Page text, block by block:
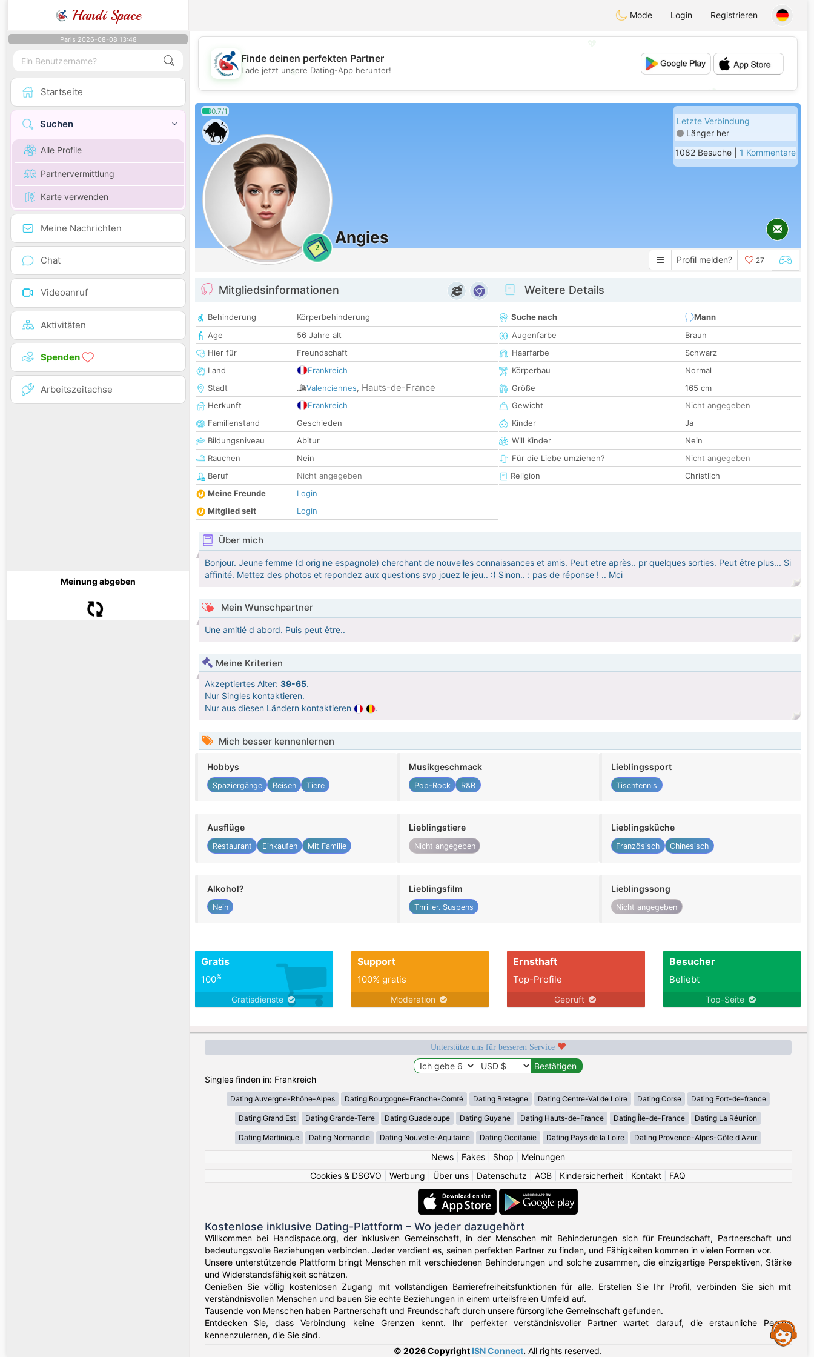
Handi Space Mode Login Registrieren
Paris 2026-08-08 13:48
Startseite
Suchen
Alle Profile
Partnervermittlung
Karte verwenden
Meine Nachrichten
Chat
Videoanruf
Aktivitäten
Spenden
Arbeitszeitachse
Meinung abgeben
💖
💕
Finde deinen perfekten Partner
Lade jetzt unsere Dating-App herunter!
0.7/1
2
Angies
Letzte Verbindung
Länger her
1082 Besuche | 1 Kommentare
Profil melden? 27
Mitgliedsinformationen
Behinderung
Körperbehinderung
Age
56 Jahre alt
Hier für
Freundschaft
Land
Frankreich
Stadt
Valenciennes, Hauts-de-France
Herkunft
Frankreich
Familienstand
Geschieden
Bildungsniveau
Abitur
Rauchen
Nein
Beruf
Nicht angegeben
Meine Freunde
Login
Mitglied seit
Login
Weitere Details
Suche nach
Mann
Augenfarbe
Braun
Haarfarbe
Schwarz
Körperbau
Normal
Größe
165 cm
Gewicht
Nicht angegeben
Kinder
Ja
Will Kinder
Nein
Für die Liebe umziehen?
Nicht angegeben
Religion
Christlich
Über mich
Bonjour. Jeune femme (d origine espagnole) cherchant de nouvelles connaissances et amis. Peut etre après.. pr quelques sorties. Peut être plus... Si
affinité. Mettez des photos et repondez aux questions svp jouez le jeu.. :) Sinon.. : pas de réponse ! .. Mci
Mein Wunschpartner
Une amitié d abord. Puis peut être..
Meine Kriterien
Akzeptiertes Alter: 39-65.
Nur Singles kontaktieren.
Nur aus diesen Ländern kontaktieren
.
Mich besser kennenlernen
Hobbys
Spaziergänge Reisen Tiere
Musikgeschmack
Pop-Rock R&B
Lieblingssport
Tischtennis
Ausflüge
Restaurant Einkaufen Mit Familie
Lieblingstiere
Nicht angegeben
Lieblingsküche
Französisch Chinesisch
Alkohol?
Nein
Lieblingsfilm
Thriller. Suspens
Lieblingssong
Nicht angegeben
Gratis
100%
Gratisdienste
Support
100% gratis
Moderation
Ernsthaft
Top-Profile
Geprüft
Besucher
Beliebt
Top-Seite
Unterstütze uns für besseren Service
Singles finden in: Frankreich
Dating Auvergne-Rhône-Alpes Dating Bourgogne-Franche-Comté Dating Bretagne Dating Centre-Val de Loire Dating Corse Dating Fort-de-france
Dating Grand Est Dating Grande-Terre Dating Guadeloupe Dating Guyane Dating Hauts-de-France Dating Île-de-France Dating La Réunion
Dating Martinique Dating Normandie Dating Nouvelle-Aquitaine Dating Occitanie Dating Pays de la Loire Dating Provence-Alpes-Côte d Azur
News| Fakes| Shop
Meinungen
Cookies & DSGVO
Werbung Über uns Datenschutz AGB Kindersicherheit Kontakt FAQ
Kostenlose inklusive Dating-Plattform – Wo jeder dazugehört
Willkommen bei Handispace.org, der inklusiven Gemeinschaft, in der Menschen mit Behinderungen sich für Freundschaft, Partnerschaft und
bedeutungsvolle Beziehungen verbinden. Jeder verdient es, seinen perfekten Partner zu finden, und Fähigkeiten kommen in vielen Formen vor.
Unsere unterstützende Plattform bringt Menschen mit verschiedenen Behinderungen und solche zusammen, die einzigartige Perspektiven, Stärke
und Widerstandsfähigkeit schätzen.
Genießen Sie völlig kostenlosen Zugang mit vollständigen Barrierefreiheitsfunktionen für alle. Erstellen Sie Ihr Profil, verbinden Sie sich mit
verständnisvollen Menschen und bauen Sie echte Beziehungen in einem urteilsfreien Umfeld auf.
Tausende von Menschen haben Partnerschaft und Freundschaft durch unsere fürsorgliche Gemeinschaft gefunden.
Entdecken Sie, dass Verbindung keine Grenzen kennt. Ihr perfekter verständnisvoller Partner wartet darauf, die erstaunliche Person
kennenzulernen, die Sie sind.
© 2026 Copyright ISN Connect. All rights reserved.
Assistance